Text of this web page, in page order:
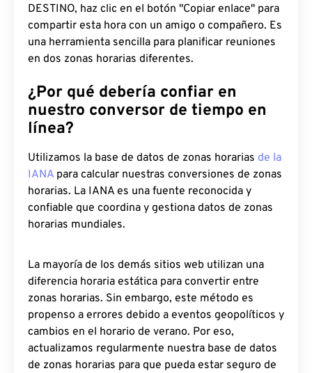
DESTINO, haz clic en el botón "Copiar enlace" para
compartir esta hora con un amigo o compañero. Es
una herramienta sencilla para planificar reuniones
en dos zonas horarias diferentes.
¿Por qué debería confiar en
nuestro conversor de tiempo en
línea?
Utilizamos la base de datos de zonas horarias de la
IANA para calcular nuestras conversiones de zonas
horarias. La IANA es una fuente reconocida y
confiable que coordina y gestiona datos de zonas
horarias mundiales.
La mayoría de los demás sitios web utilizan una
diferencia horaria estática para convertir entre
zonas horarias. Sin embargo, este método es
propenso a errores debido a eventos geopolíticos y
cambios en el horario de verano. Por eso,
actualizamos regularmente nuestra base de datos
de zonas horarias para que pueda estar seguro de